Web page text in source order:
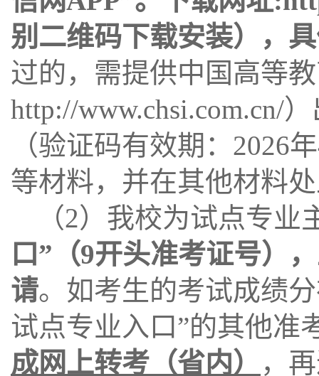
别二维码下载安装），
过的，需提供中国高等
http://www.chsi.com.cn/
（验证码有效期：2026
等材料，并在其他材料
（2）我校为试点专业
口”（9开头准考证号）
请。如考生的考试成绩
试点专业入口”的其他准
成网上转考（省内）
，